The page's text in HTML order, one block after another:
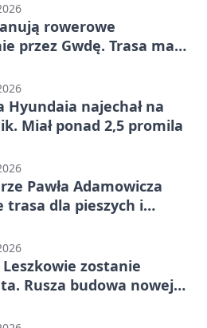
rowerowe
przez Gwdę. Trasa ma
Hyundaia najechał na
Miał ponad 2,5 promila
Pawła Adamowicza
trasa dla pieszych i
zostanie
Rusza budowa nowej